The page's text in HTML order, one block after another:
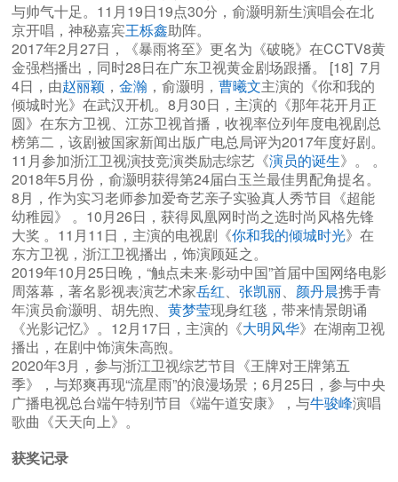
与帅气十足。11月19日19点30分，俞灏明新生演唱会在北
京开唱，神秘嘉宾王栎鑫助阵。
2017年2月27日，《暴雨将至》更名为《破晓》在CCTV8黄
金强档播出，同时28日在广东卫视黄金剧场跟播。 [18] 7月
4日，由赵丽颖 ， 金瀚 ，俞灏明， 曹曦文主演的《你和我的
倾城时光》在武汉开机。8月30日，主演的《那年花开月正
圆》在东方卫视、江苏卫视首播，收视率位列年度电视剧总
榜第二，该剧被国家新闻出版广电总局评为2017年度好剧。
11月参加浙江卫视演技竞演类励志综艺《演员的诞生》。 。
2018年5月份，俞灏明获得第24届白玉兰最佳男配角提名。
8月，作为实习老师参加爱奇艺亲子实验真人秀节目《超能
幼稚园》 。10月26日，获得凤凰网时尚之选时尚风格先锋
大奖 。11月11日，主演的电视剧《你和我的倾城时光》在
东方卫视，浙江卫视播出，饰演顾延之。
2019年10月25日晚，“触点未来·影动中国”首届中国网络电影
周落幕，著名影视表演艺术家岳红、 张凯丽、 颜丹晨携手青
年演员俞灏明、胡先煦、 黄梦莹现身红毯，带来情景朗诵
《光影记忆》。12月17日，主演的《大明风华》在湖南卫视
播出，在剧中饰演朱高煦。
2020年3月，参与浙江卫视综艺节目《王牌对王牌第五
季》，与郑爽再现“流星雨”的浪漫场景；6月25日，参与中央
广播电视总台端午特别节目《端午道安康》，与牛骏峰演唱
歌曲《天天向上》。
获奖记录